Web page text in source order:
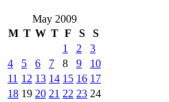
May 2009
M T W T F S
S
1
2
3
4
5 6 7 8 9
10
11 12 13 14 15 16 17
18 19 20 21 22 23 24